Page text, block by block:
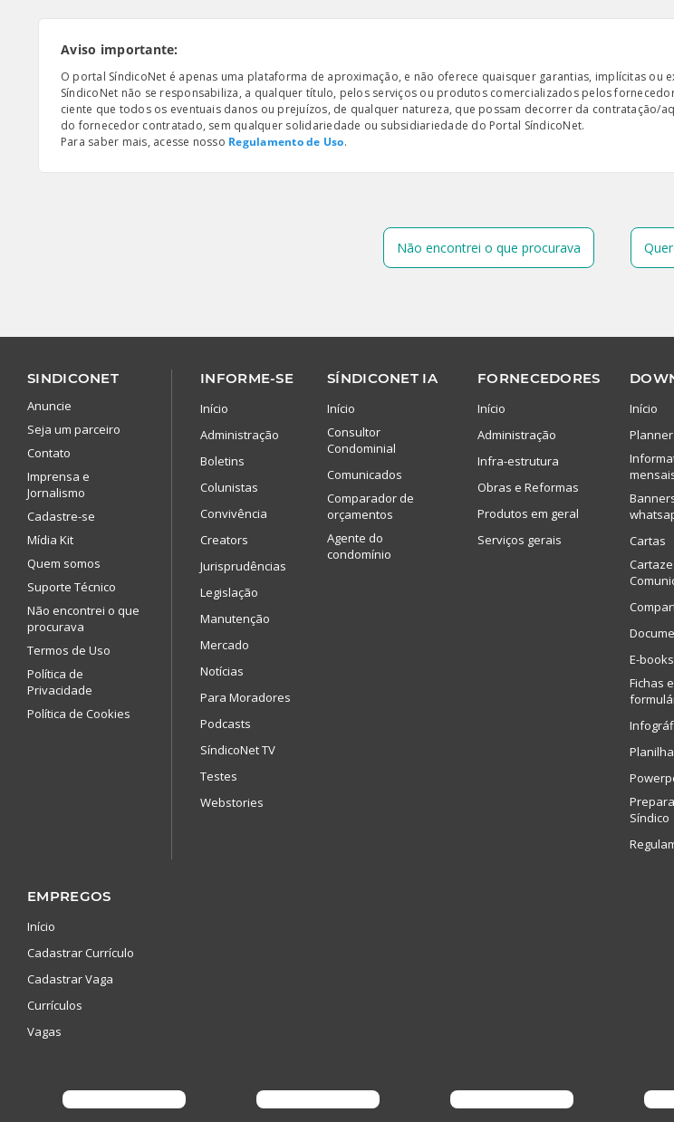
Aviso importante:
O portal SíndicoNet é apenas uma plataforma de aproximação, e não oferece quaisquer garantias, implícitas
SíndicoNet não se responsabiliza, a qualquer título, pelos serviços ou produtos comercializados pelos
ciente que todos os eventuais danos ou prejuízos, de qualquer natureza, que possam decorrer da
do fornecedor contratado, sem qualquer solidariedade ou subsidiariedade do Portal SíndicoNet.
Para saber mais, acesse nosso Regulamento de Uso.
Não encontrei o que procurava
SINDICONET
Anuncie
Seja um parceiro
Contato
Imprensa e
Jornalismo
Cadastre-se
Mídia Kit
Quem somos
Suporte Técnico
Não encontrei o que
procurava
Termos de Uso
Política de
Privacidade
Política de Cookies
INFORME-SE
Início
Administração
Boletins
Colunistas
Convivência
Creators
Jurisprudências
Legislação
Manutenção
Mercado
Notícias
Para Moradores
Podcasts
SíndicoNet TV
Testes
Webstories
SÍNDICONET IA
Início
Consultor
Condominial
Comunicados
Comparador de
orçamentos
Agente do
condomínio
FORNECEDORES
Início
Administração
Infra-estrutura
Obras e Reformas
Produtos em geral
Serviços gerais
Início
Cartas
E-books
Fichas e
Síndico
EMPREGOS
Início
Cadastrar Currículo
Cadastrar Vaga
Currículos
Vagas